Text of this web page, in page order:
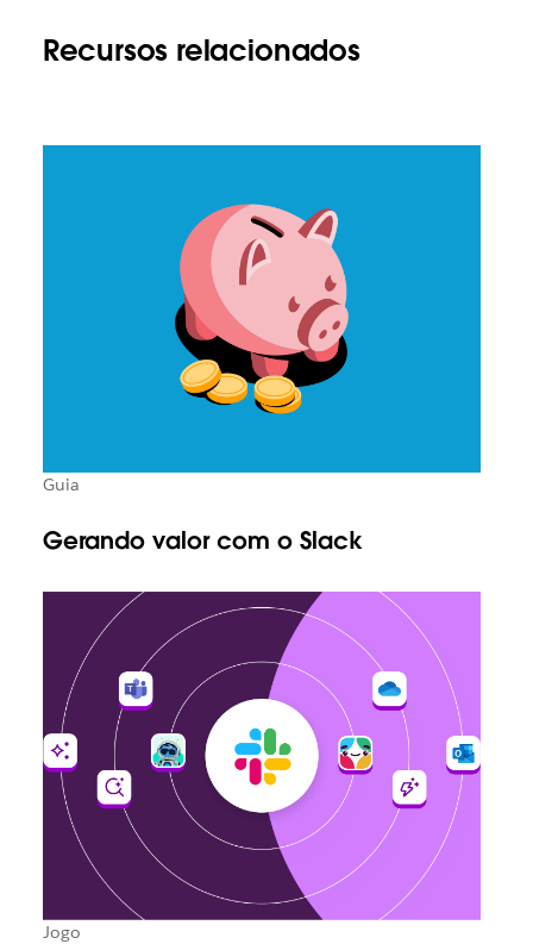
Recursos relacionados
Guia
Gerando valor com o Slack
Jogo